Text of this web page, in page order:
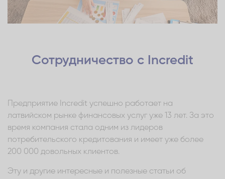
Сотрудничество с Incredit
Предприятие Incredit успешно работает на
латвийском рынке финансовых услуг уже 13 лет. За это
время компания стала одним из лидеров
потребительского кредитования и имеет уже более
200 000 довольных клиентов.
Эту и другие интересные и полезные статьи об